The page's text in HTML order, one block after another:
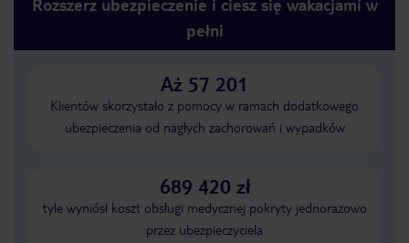
pełni
Aż 57 201
Klientów skorzystało z pomocy w ramach dodatkowego
ubezpieczenia od nagłych zachorowań i wypadków
689 420 zł
tyle wyniósł koszt obsługi medycznej pokryty jednorazowo
przez ubezpieczyciela